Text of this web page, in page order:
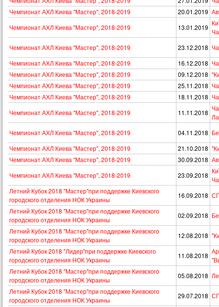
Чемпионат АХЛ Киева "Мастер", 2018-2019
20.01.2019
Чемпионат АХЛ Киева "Мастер", 2018-2019
13.01.2019
Чемпионат АХЛ Киева "Мастер", 2018-2019
23.12.2018
Чемпионат АХЛ Киева "Мастер", 2018-2019
16.12.2018
Чемпионат АХЛ Киева "Мастер", 2018-2019
09.12.2018
Чемпионат АХЛ Киева "Мастер", 2018-2019
25.11.2018
Чемпионат АХЛ Киева "Мастер", 2018-2019
18.11.2018
Чемпионат АХЛ Киева "Мастер", 2018-2019
11.11.2018
Чемпионат АХЛ Киева "Мастер", 2018-2019
04.11.2018
Чемпионат АХЛ Киева "Мастер", 2018-2019
21.10.2018
Чемпионат АХЛ Киева "Мастер", 2018-2019
30.09.2018
Чемпионат АХЛ Киева "Мастер", 2018-2019
23.09.2018
Летний Кубок 2018 "Мастер"при поддержке Киевского
городского отделения НОК Украины
16.09.2018
Летний Кубок 2018 "Мастер"при поддержке Киевского
городского отделения НОК Украины
02.09.2018
Летний Кубок 2018 "Мастер"при поддержке Киевского
городского отделения НОК Украины
12.08.2018
Летний Кубок 2018 "Лидер"при поддержке Киевского
городского отделения НОК Украины
11.08.2018
Летний Кубок 2018 "Мастер"при поддержке Киевского
городского отделения НОК Украины
05.08.2018
Летний Кубок 2018 "Мастер"при поддержке Киевского
городского отделения НОК Украины
29.07.2018